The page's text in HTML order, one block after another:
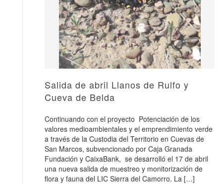
Salida de abril Llanos de Rulfo y
Cueva de Belda
Continuando con el proyecto Potenciación de los
valores medioambientales y el emprendimiento verde
a través de la Custodia del Territorio en Cuevas de
San Marcos, subvencionado por Caja Granada
Fundación y CaixaBank, se desarrolló el 17 de abril
una nueva salida de muestreo y monitorización de
flora y fauna del LIC Sierra del Camorro. La […]